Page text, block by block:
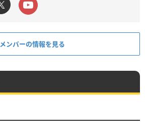
メンバーの情報を見る